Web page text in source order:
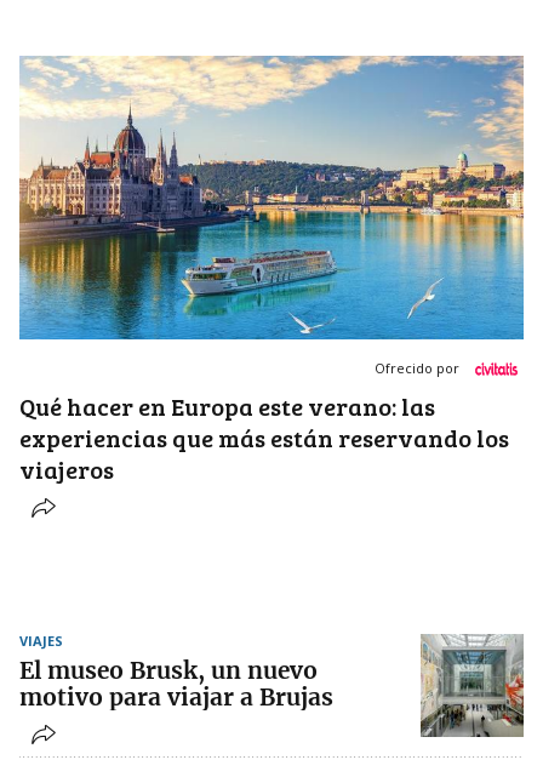
Ofrecido por
Qué hacer en Europa este verano: las
experiencias que más están reservando los
viajeros
VIAJES
El museo Brusk, un nuevo
motivo para viajar a Brujas